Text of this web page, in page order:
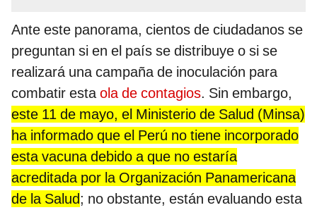
Ante este panorama, cientos de ciudadanos se
preguntan si en el país se distribuye o si se
realizará una campaña de inoculación para
combatir estaola de contagios. Sin embargo,
este 11 de mayo, el Ministerio de Salud (Minsa)
ha informado que el Perú no tiene incorporado
esta vacuna debido a que no estaría
acreditada por la Organización Panamericana
de la Salud; no obstante, están evaluando esta